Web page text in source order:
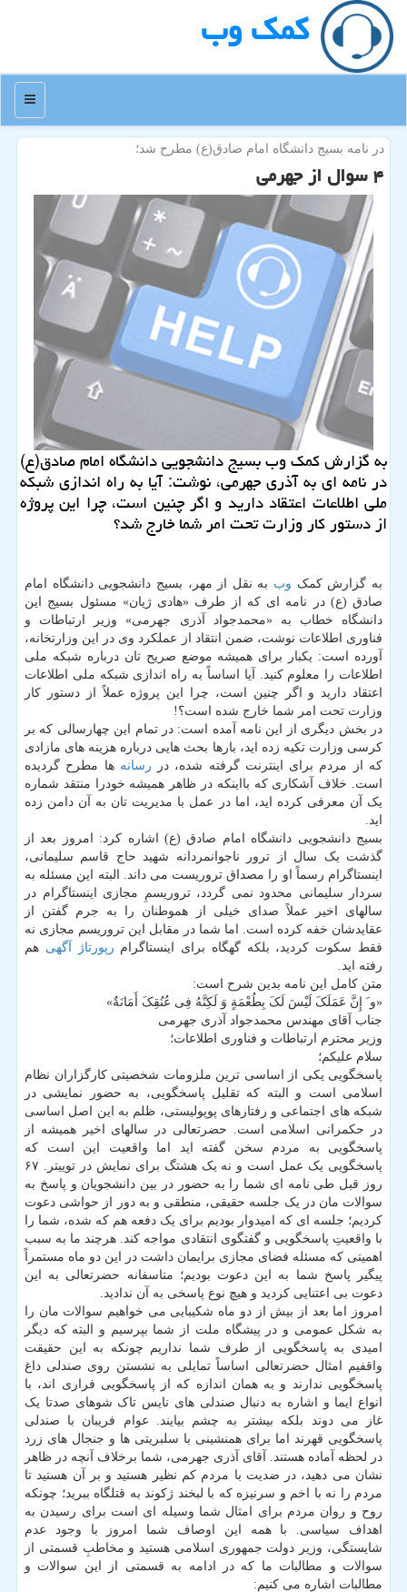
كمك وب
منو
در نامه بسیج دانشگاه امام صادق(ع) مطرح شد؛
۴ سوال از جهرمی
به گزارش کمک وب بسیج دانشجویی دانشگاه امام صادق(ع)
در نامه ای به آذری جهرمی، نوشت: آیا به راه اندازی شبکه
ملی اطلاعات اعتقاد دارید و اگر چنین است، چرا این پروژه
از دستور کار وزارت تحت امر شما خارج شد؟
به گزارش کمک وب به نقل از مهر، بسیج دانشجویی دانشگاه امام
صادق (ع) در نامه ای که از طرف «هادی ژیان» مسئول بسیج این
دانشگاه خطاب به «محمدجواد آذری جهرمی» وزیر ارتباطات و
فناوری اطلاعات نوشت، ضمن انتقاد از عملکرد وی در این وزارتخانه،
آورده است: یکبار برای همیشه موضع صریح تان درباره شبکه ملی
اطلاعات را معلوم کنید. آیا اساساً به راه اندازی شبکه ملی اطلاعات
اعتقاد دارید و اگر چنین است، چرا این پروژه عملاً از دستور کار
وزارت تحت امر شما خارج شده است؟!
در بخش دیگری از این نامه آمده است: در تمام این چهارسالی که بر
کرسی وزارت تکیه زده اید، بارها بحث هایی درباره هزینه های مازادی
که از مردم برای اینترنت گرفته شده، در رسانه ها مطرح گردیده
است. خلاف آشکاری که بااینکه در ظاهر همیشه خودرا منتقد شماره
یک آن معرفی کرده اید، اما در عمل با مدیریت تان به آن دامن زده
اید.
بسیج دانشجویی دانشگاه امام صادق (ع) اشاره کرد: امروز بعد از
گذشت یک سال از ترور ناجوانمردانه شهید حاج قاسم سلیمانی،
اینستاگرام رسماً او را مصداق تروریست می داند. البته این مسئله به
سردار سلیمانی محدود نمی گردد، تروریسمِ مجازی اینستاگرام در
سالهای اخیر عملاً صدای خیلی از هموطنان را به جرم گفتن از
عقایدشان خفه کرده است. اما شما در مقابل این تروریسم مجازی نه
فقط سکوت کردید، بلکه گهگاه برای اینستاگرام رپورتاژ آگهی هم
رفته اید.
متن کامل این نامه بدین شرح است:
«و َ إِنَّ عَمَلَکَ لَیْسَ لَکَ بِطُعْمَةٍ وَ لَکِنَّهُ فِی عُنُقِکَ أَمَانَةٌ»
جناب آقای مهندس محمدجواد آذری جهرمی
وزیر محترم ارتباطات و فناوری اطلاعات؛
سلام علیکم؛
پاسخگویی یکی از اساسی ترین ملزومات شخصیتی کارگزاران نظام
اسلامی است و البته که تقلیل پاسخگویی، به حضور نمایشی در
شبکه های اجتماعی و رفتارهای پوپولیستی، ظلم به این اصل اساسی
در حکمرانی اسلامی است. حضرتعالی در سالهای اخیر همیشه از
پاسخگویی به مردم سخن گفته اید اما واقعیت این است که
پاسخگویی یک عمل است و نه یک هشتگ برای نمایش در توییتر. ۶۷
روز قبل طی نامه ای شما را به حضور در بین دانشجویان و پاسخ به
سوالات مان در یک جلسه حقیقی، منطقی و به دور از حواشی دعوت
کردیم؛ جلسه ای که امیدوار بودیم برای یک دفعه هم که شده، شما را
با واقعیتِ پاسخگویی و گفتگوی انتقادی مواجه کند. هرچند ما به سبب
اهمیتی که مسئله فضای مجازی برایمان داشت در این دو ماه مستمراً
پیگیر پاسخ شما به این دعوت بودیم؛ متاسفانه حضرتعالی به این
دعوت بی اعتنایی کردید و هیچ نوع پاسخی به آن ندادید.
امروز اما بعد از بیش از دو ماه شکیبایی می خواهیم سوالات مان را
به شکل عمومی و در پیشگاه ملت از شما بپرسیم و البته که دیگر
امیدی به پاسخگویی از طرف شما نداریم چونکه به این حقیقت
واقفیم امثال حضرتعالی اساساً تمایلی به نشستن روی صندلی داغ
پاسخگویی ندارند و به همان اندازه که از پاسخگویی فراری اند، با
انواع ایما و اشاره به دنبال صندلی های نایس تاک شوهای صدتا یک
غاز می دوند بلکه بیشتر به چشم بیایند. عوام فریبان با صندلی
پاسخگویی قهرند اما برای همنشینی با سلبریتی ها و جنجال های زرد
در لحظه آماده هستند. آقای آذری جهرمی، شما برخلاف آنچه در ظاهر
نشان می دهید، در ضدیت با مردم کم نظیر هستید و بر آن هستید تا
مردم را نه با اخم و سرنیزه که با لبخند ژکوند به قتلگاه ببرید؛ چونکه
روح و روان مردم برای امثال شما وسیله ای است برای رسیدن به
اهداف سیاسی. با همه این اوصاف شما امروز با وجود عدم
شایستگی، وزیر دولت جمهوری اسلامی هستید و مخاطبِ قسمتی از
سوالات و مطالبات ما که در ادامه به قسمتی از این سوالات و
مطالبات اشاره می کنیم: